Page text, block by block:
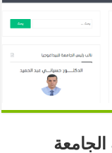
الجامعة